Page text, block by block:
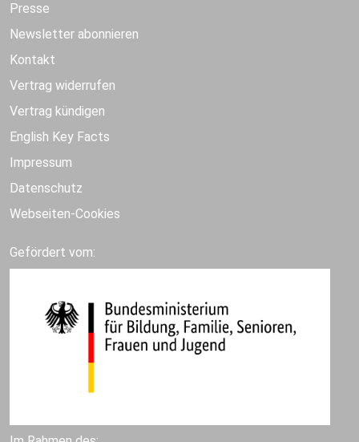
Presse
Newsletter abonnieren
Kontakt
Vertrag widerrufen
Vertrag kündigen
English Key Facts
Impressum
Datenschutz
Webseiten-Cookies
Gefördert vom: